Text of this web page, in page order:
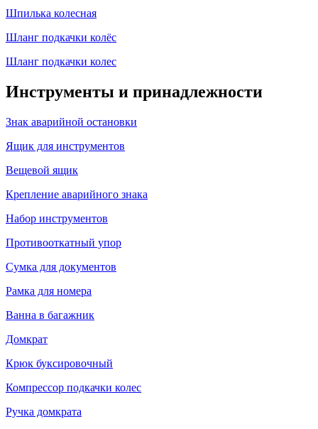
Шпилька колесная
Шланг подкачки колёс
Шланг подкачки колес
Инструменты и принадлежности
Знак аварийной остановки
Ящик для инструментов
Вещевой ящик
Крепление аварийного знака
Набор инструментов
Противооткатный упор
Сумка для документов
Рамка для номера
Ванна в багажник
Домкрат
Крюк буксировочный
Компрессор подкачки колес
Ручка домкрата